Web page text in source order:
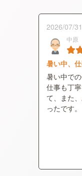
2026/07/31
中原
暑い中、
暑い中で
仕事も丁
て、また
ったです。